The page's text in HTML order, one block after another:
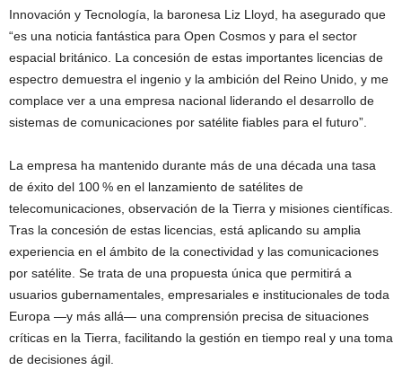
Innovación y Tecnología, la baronesa Liz Lloyd, ha asegurado que
“es una noticia fantástica para Open Cosmos y para el sector
espacial británico. La concesión de estas importantes licencias de
espectro demuestra el ingenio y la ambición del Reino Unido, y me
complace ver a una empresa nacional liderando el desarrollo de
sistemas de comunicaciones por satélite fiables para el futuro”.
La empresa ha mantenido durante más de una década una tasa
de éxito del 100 % en el lanzamiento de satélites de
telecomunicaciones, observación de la Tierra y misiones científicas.
Tras la concesión de estas licencias, está aplicando su amplia
experiencia en el ámbito de la conectividad y las comunicaciones
por satélite. Se trata de una propuesta única que permitirá a
usuarios gubernamentales, empresariales e institucionales de toda
Europa —y más allá— una comprensión precisa de situaciones
críticas en la Tierra, facilitando la gestión en tiempo real y una toma
de decisiones ágil.